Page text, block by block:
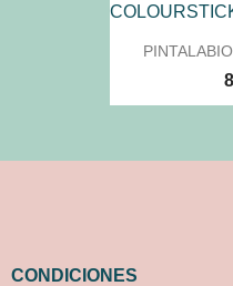
CONDICIONES